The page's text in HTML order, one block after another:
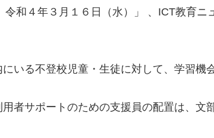
和４年３月１６日（水）」 、ICT教育
いる不登校児童・生徒に対して、学習機
者サポートのための支援員の配置は、